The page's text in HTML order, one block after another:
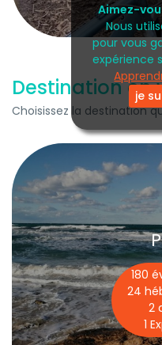
Aimez-
Nous
pour vous
expérience
je
Destination en
Choisissez la destination
180
24
2
1